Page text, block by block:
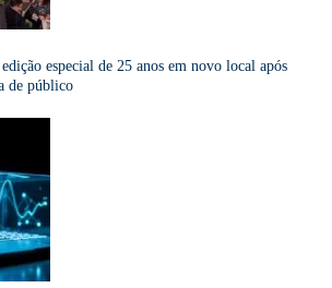
especial de 25 anos em novo local após
de público